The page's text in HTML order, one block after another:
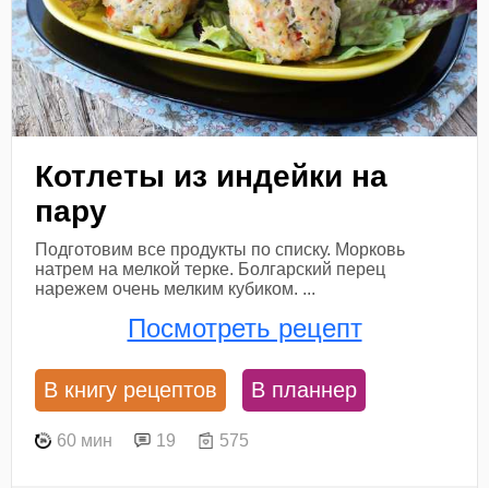
Котлеты из индейки на
пару
Подготовим все продукты по списку. Морковь
натрем на мелкой терке. Болгарский перец
нарежем очень мелким кубиком. ...
Посмотреть рецепт
В книгу рецептов В планнер
60 мин 19 575